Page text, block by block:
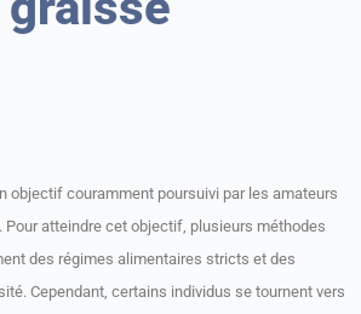
objectif couramment poursuivi par les amateurs
atteindre cet objectif, plusieurs méthodes
des régimes alimentaires stricts et des
Cependant, certains individus se tournent vers